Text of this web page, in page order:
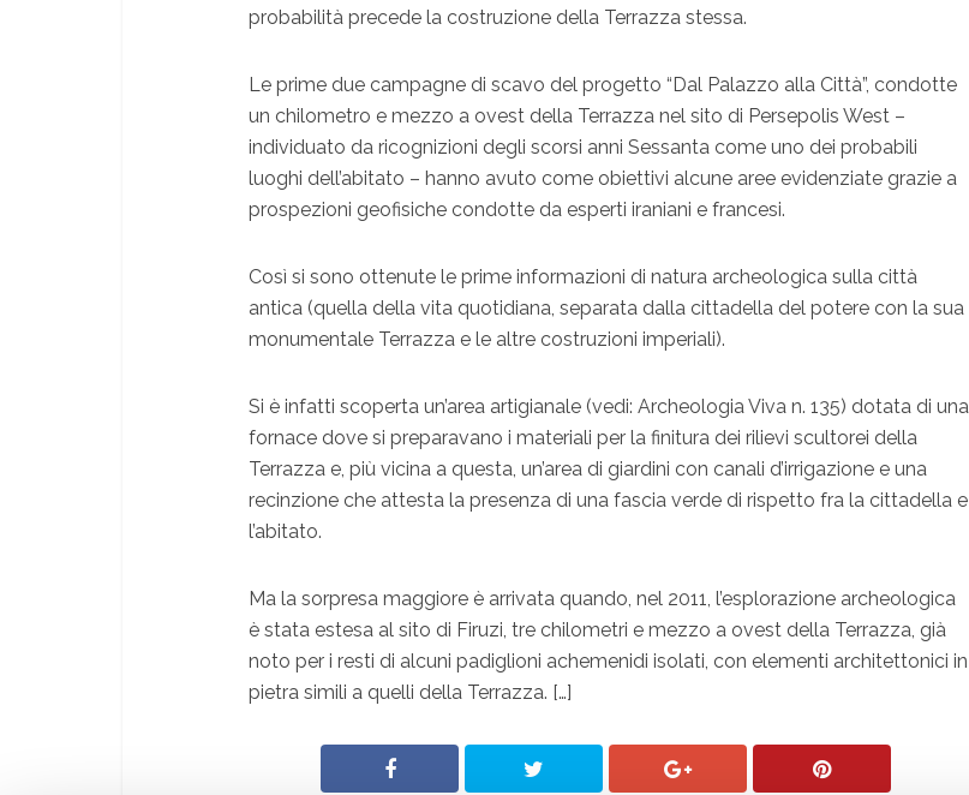
probabilità precede la costruzione della Terrazza stessa.
Le prime due campagne di scavo del progetto “Dal Palazzo alla Città”, condotte
un chilometro e mezzo a ovest della Terrazza nel sito di Persepolis West –
individuato da ricognizioni degli scorsi anni Sessanta come uno dei probabili
luoghi dell’abitato – hanno avuto come obiettivi alcune aree evidenziate grazie a
prospezioni geofisiche condotte da esperti iraniani e francesi.
Così si sono ottenute le prime informazioni di natura archeologica sulla città
antica (quella della vita quotidiana, separata dalla cittadella del potere con la sua
monumentale Terrazza e le altre costruzioni imperiali).
Si è infatti scoperta un’area artigianale (vedi: Archeologia Viva n. 135) dotata di una
fornace dove si preparavano i materiali per la finitura dei rilievi scultorei della
Terrazza e, più vicina a questa, un’area di giardini con canali d’irrigazione e una
recinzione che attesta la presenza di una fascia verde di rispetto fra la cittadella e
l’abitato.
Ma la sorpresa maggiore è arrivata quando, nel 2011, l’esplorazione archeologica
è stata estesa al sito di Firuzi, tre chilometri e mezzo a ovest della Terrazza, già
noto per i resti di alcuni padiglioni achemenidi isolati, con elementi architettonici in
pietra simili a quelli della Terrazza. […]